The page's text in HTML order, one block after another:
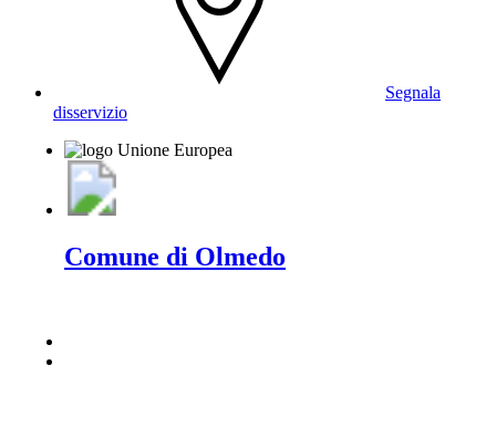
Segnala
disservizio
Comune di Olmedo